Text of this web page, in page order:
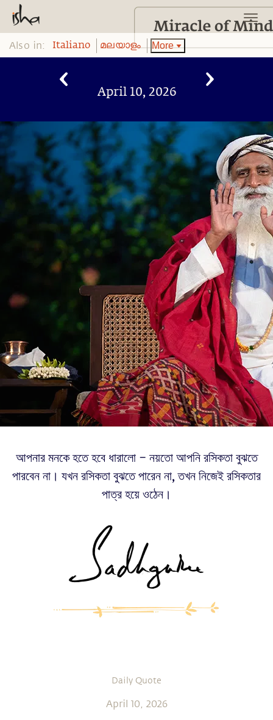
Also in: Italiano മലയാളം More
April 10, 2026
আপনার মনকে হতে হবে ধারালো – নয়তো আপনি রসিকতা বুঝতে
পারবেন না। যখন রসিকতা বুঝতে পারেন না, তখন নিজেই রসিকতার
পাত্র হয়ে ওঠেন।
Daily Quote
April 10, 2026